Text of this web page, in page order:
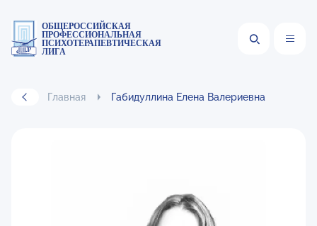
ОБЩЕРОССИЙСКАЯ
ПРОФЕССИОНАЛЬНАЯ
ПСИХОТЕРАПЕВТИЧЕСКАЯ
ЛИГА
Главная Габидуллина Елена Валериевна